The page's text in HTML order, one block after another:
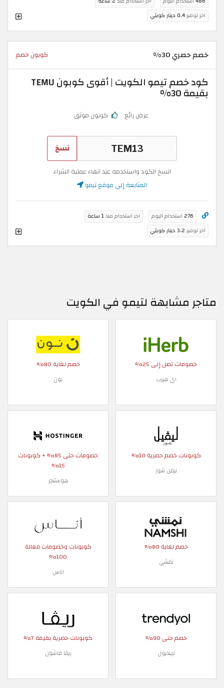
اخر توفير0.4 دينار كويتي
خصم حصري 30% كوبون خصم
كود خصم تيمو الكويت | أقوى كوبون TEMU
بقيمة 30%
عرض رائع كوبون موثق
نسخ
انسخ الكود واستخدمه عند انهاء عملية الشراء
المتابعة إلى موقع تيمو
276 استخدام اليوم اخر استخدام منذ1 ساعة
اخر توفير 3.2 دينار كويتي
متاجر مشابهة لتيمو في الكويت
خصومات تصل إلى 25%
اي هيرب
خصم لغاية 80%
نون
كوبونات خصم حصرية 10%
ليفل شوز
خصومات حتى 85% + كوبونات
15%
هوستنجر
خصم لغاية 80%
نمشي
كوبونات وخصومات فعالة
100%
اناس
خصم حتى 90%
ترينديول
كوبونات حصرية بقيمة 7%
ريفا فاشون